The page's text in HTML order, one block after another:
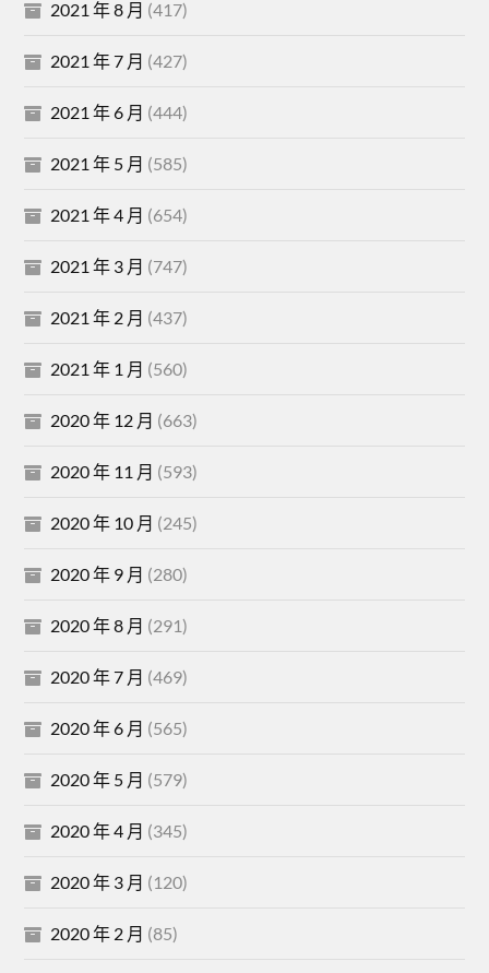
2021 年 8 月 (417)
2021 年 7 月 (427)
2021 年 6 月 (444)
2021 年 5 月 (585)
2021 年 4 月 (654)
2021 年 3 月 (747)
2021 年 2 月 (437)
2021 年 1 月 (560)
2020 年 12 月 (663)
2020 年 11 月 (593)
2020 年 10 月 (245)
2020 年 9 月 (280)
2020 年 8 月 (291)
2020 年 7 月 (469)
2020 年 6 月 (565)
2020 年 5 月 (579)
2020 年 4 月 (345)
2020 年 3 月 (120)
2020 年 2 月 (85)